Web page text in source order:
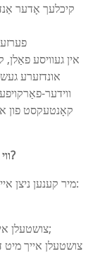
קיכלעך אָדער
●
אין געוויסע
אונדזערע
ווידער-
קאָנטעקסט פון
3. ווי אזוי מעגן מיר ניצן אייערע פערזענלעכע דאטן?
מיר קענען ניצן אייערע פערזענלעכע דאטן פאר די פאלגנדע צוועקן:
● צושטעלן אייך אונדזערע סערוויסעס און טעכנישע שטיצע;